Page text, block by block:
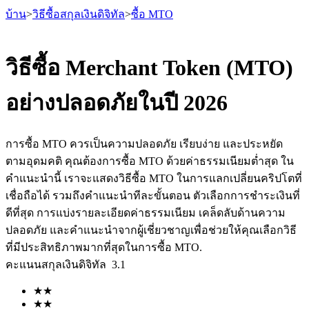
ฟิวเจอร์ส
ฟิวเจอร์ส USDT
บ้าน>วิธีซื้อสกุลเงินดิจิทัล>ซื้อ MTO
วิธีซื้อ Merchant Token (MTO)
อย่างปลอดภัยในปี 2026
การซื้อ MTO ควรเป็นความปลอดภัย เรียบง่าย และประหยัด
ตามอุดมคติ คุณต้องการซื้อ MTO ด้วยค่าธรรมเนียมต่ำสุด ใน
คำแนะนำนี้ เราจะแสดงวิธีซื้อ MTO ในการแลกเปลี่ยนคริปโตที่
เชื่อถือได้ รวมถึงคำแนะนำทีละขั้นตอน ตัวเลือกการชำระเงินที่
ดีที่สุด การแบ่งรายละเอียดค่าธรรมเนียม เคล็ดลับด้านความ
ปลอดภัย และคำแนะนำจากผู้เชี่ยวชาญเพื่อช่วยให้คุณเลือกวิธี
ที่มีประสิทธิภาพมากที่สุดในการซื้อ MTO.
คะแนนสกุลเงินดิจิทัล 3.1
★★
★★